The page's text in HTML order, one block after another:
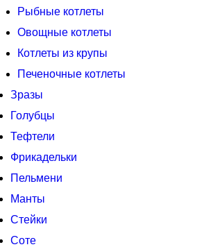
Рыбные котлеты
Овощные котлеты
Котлеты из крупы
Печеночные котлеты
Зразы
Голубцы
Тефтели
Фрикадельки
Пельмени
Манты
Стейки
Соте